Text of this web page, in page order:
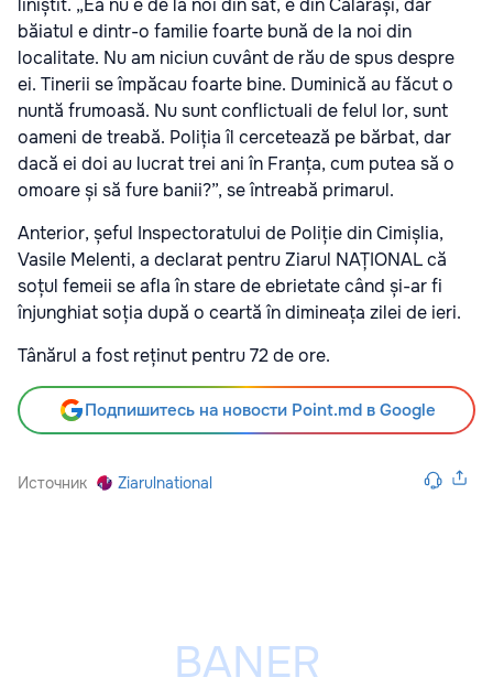
liniștit. „Ea nu e de la noi din sat, e din Călărași, dar
băiatul e dintr-o familie foarte bună de la noi din
localitate. Nu am niciun cuvânt de rău de spus despre
ei. Tinerii se împăcau foarte bine. Duminică au făcut o
nuntă frumoasă. Nu sunt conflictuali de felul lor, sunt
oameni de treabă. Poliția îl cercetează pe bărbat, dar
dacă ei doi au lucrat trei ani în Franța, cum putea să o
omoare și să fure banii?”, se întreabă primarul.
Anterior, șeful Inspectoratului de Poliție din Cimișlia,
Vasile Melenti, a declarat pentru Ziarul NAȚIONAL că
soțul femeii se afla în stare de ebrietate când și-ar fi
înjunghiat soția după o ceartă în dimineața zilei de ieri.
Tânărul a fost reținut pentru 72 de ore.
Подпишитесь на новости Point.md в Google
Источник Ziarulnational